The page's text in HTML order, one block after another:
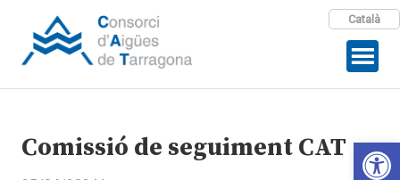
Català
Comissió de seguiment CAT